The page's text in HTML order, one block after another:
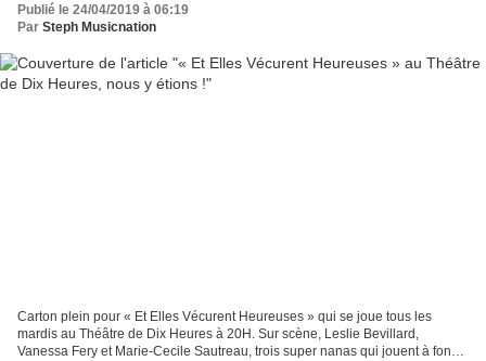
Publié le 24/04/2019 à 06:19
Par Steph Musicnation
Carton plein pour « Et Elles Vécurent Heureuses » qui se joue tous les
mardis au Théâtre de Dix Heures à 20H. Sur scène, Leslie Bevillard,
Vanessa Fery et Marie-Cecile Sautreau, trois super nanas qui jouent à fond